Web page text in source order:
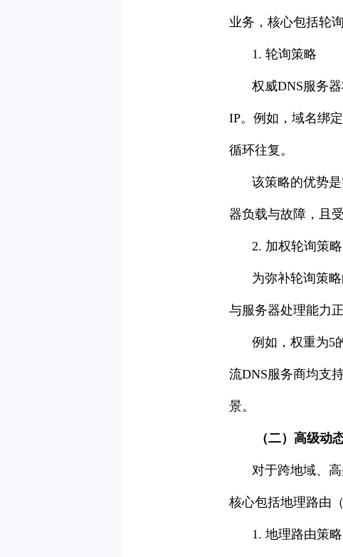
业务，核心包括轮
1. 轮询策略
权威DNS服务
IP。例如，域名绑
循环往复。
该策略的优势
器负载与故障，且
2. 加权轮询策略
为弥补轮询策
与服务器处理能力
例如，权重为5
流DNS服务商均支
景。
（二）高级动
对于跨地域、
核心包括地理路由
1. 地理路由策略